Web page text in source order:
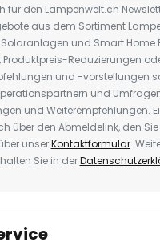
für den Lampenwelt.ch
aus dem Sortiment
und Smart Home
Produktpreis-Reduzierungen
und -vorstellungen
und
und Weiterempfehlungen.
über den Abmeldelink, den
unserKontaktformular.
Sie in der